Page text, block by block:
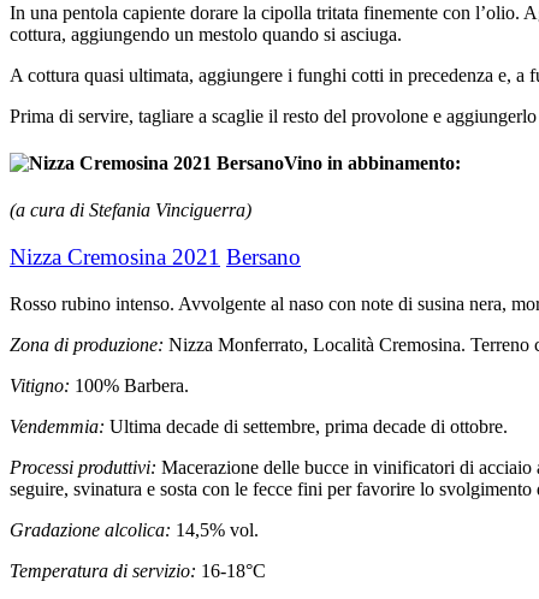
In una pentola capiente dorare la cipolla tritata finemente con l’olio.
cottura, aggiungendo un mestolo quando si asciuga.
A cottura quasi ultimata, aggiungere i funghi cotti in precedenza e, a
Prima di servire, tagliare a scaglie il resto del provolone e
Vino in abbinamento:
(a cura di Stefania Vinciguerra)
Nizza Cremosina 2021 Bersano
Rosso rubino intenso. Avvolgente al naso con note di susina nera,
Zona di produzione: Nizza Monferrato, Località Cremosina. Terreno
Vitigno: 100% Barbera.
Vendemmia: Ultima decade di settembre, prima decade di ottobre.
Processi produttivi: Macerazione delle bucce in vinificatori di
seguire, svinatura e sosta con le fecce fini per favorire lo
Gradazione alcolica: 14,5% vol.
Temperatura di servizio: 16-18°C